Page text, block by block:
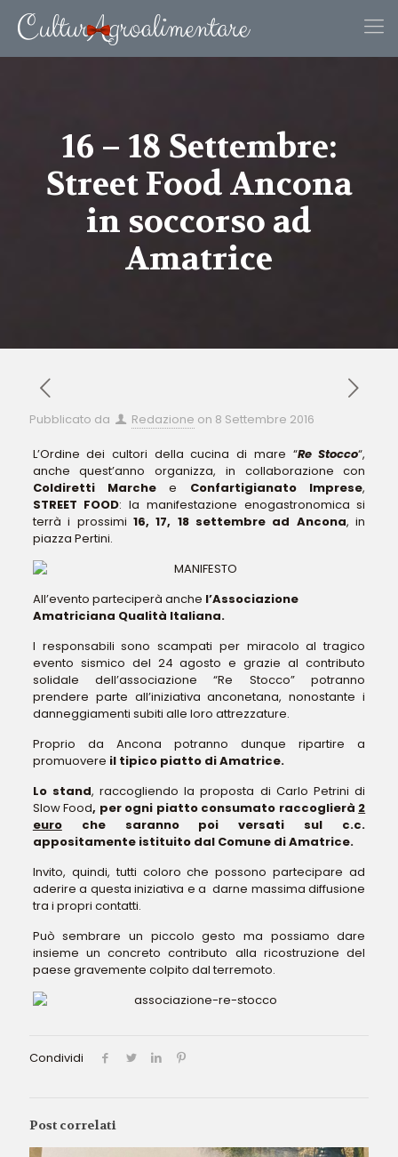
16 – 18 Settembre:
Street Food Ancona
in soccorso ad
Amatrice
Pubblicato da Redazione on 8 Settembre 2016
L’Ordine dei cultori della cucina di mare “Re Stocco“,
anche quest’anno organizza, in collaborazione con
Coldiretti Marche e Confartigianato Imprese,
STREET FOOD: la manifestazione enogastronomica si
terrà i prossimi 16, 17, 18 settembre ad Ancona, in
piazza Pertini.
All’evento parteciperà anche l’Associazione
Amatriciana Qualità Italiana.
I responsabili sono scampati per miracolo al tragico
evento sismico del 24 agosto e grazie al contributo
solidale dell’associazione “Re Stocco” potranno
prendere parte all’iniziativa anconetana, nonostante i
danneggiamenti subiti alle loro attrezzature.
Proprio da Ancona potranno dunque ripartire a
promuovere il tipico piatto di Amatrice.
Lo stand, raccogliendo la proposta di Carlo Petrini di
Slow Food, per ogni piatto consumato raccoglierà 2
euroche saranno poi versati sul c.c.
appositamente istituito dal Comune di Amatrice.
Invito, quindi, tutti coloro che possono partecipare ad
aderire a questa iniziativa e a darne massima diffusione
tra i propri contatti.
Può sembrare un piccolo gesto ma possiamo dare
insieme un concreto contributo alla ricostruzione del
paese gravemente colpito dal terremoto.
Condividi
Post correlati